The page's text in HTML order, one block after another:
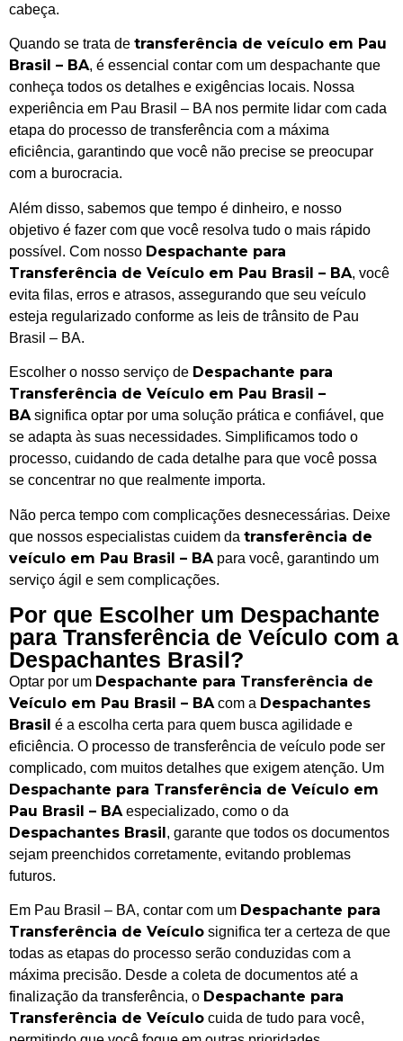
cabeça.
Quando se trata de transferência de veículo em Pau
Brasil – BA, é essencial contar com um despachante que
conheça todos os detalhes e exigências locais. Nossa
experiência em Pau Brasil – BA nos permite lidar com cada
etapa do processo de transferência com a máxima
eficiência, garantindo que você não precise se preocupar
com a burocracia.
Além disso, sabemos que tempo é dinheiro, e nosso
objetivo é fazer com que você resolva tudo o mais rápido
possível. Com nosso Despachante para
Transferência de Veículo em Pau Brasil – BA, você
evita filas, erros e atrasos, assegurando que seu veículo
esteja regularizado conforme as leis de trânsito de Pau
Brasil – BA.
Escolher o nosso serviço de Despachante para
Transferência de Veículo em Pau Brasil –
BA significa optar por uma solução prática e confiável, que
se adapta às suas necessidades. Simplificamos todo o
processo, cuidando de cada detalhe para que você possa
se concentrar no que realmente importa.
Não perca tempo com complicações desnecessárias. Deixe
que nossos especialistas cuidem da transferência de
veículo em Pau Brasil – BA para você, garantindo um
serviço ágil e sem complicações.
Por que Escolher um Despachante
para Transferência de Veículo com a
Despachantes Brasil?
Optar por um Despachante para Transferência de
Veículo em Pau Brasil – BA com a Despachantes
Brasil é a escolha certa para quem busca agilidade e
eficiência. O processo de transferência de veículo pode ser
complicado, com muitos detalhes que exigem atenção. Um
Despachante para Transferência de Veículo em
Pau Brasil – BA especializado, como o da
Despachantes Brasil, garante que todos os documentos
sejam preenchidos corretamente, evitando problemas
futuros.
Em Pau Brasil – BA, contar com um Despachante para
Transferência de Veículo significa ter a certeza de que
todas as etapas do processo serão conduzidas com a
máxima precisão. Desde a coleta de documentos até a
finalização da transferência, o Despachante para
Transferência de Veículo cuida de tudo para você,